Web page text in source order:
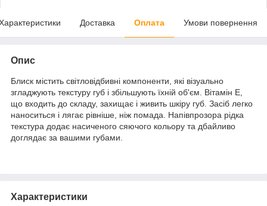
Доставка Оплата Умови повернення
Опис
Блиск містить світловідбивні компоненти, які візуально
згладжують текстуру губ і збільшують їхній об'єм. Вітамін Е,
що входить до складу, захищає і живить шкіру губ. Засіб легко
наноситься і лягає рівніше, ніж помада. Напівпрозора рідка
текстура додає насиченого сяючого кольору та дбайливо
доглядає за вашими губами.
Характеристики